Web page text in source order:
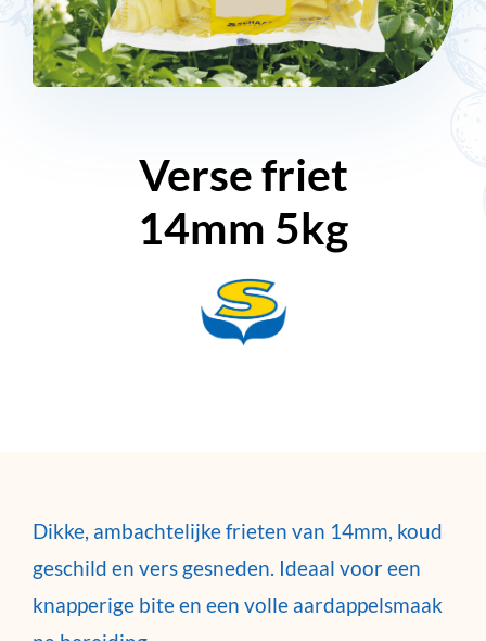
Verse friet
14mm 5kg
Dikke, ambachtelijke frieten van 14mm, koud
geschild en vers gesneden. Ideaal voor een
knapperige bite en een volle aardappelsmaak